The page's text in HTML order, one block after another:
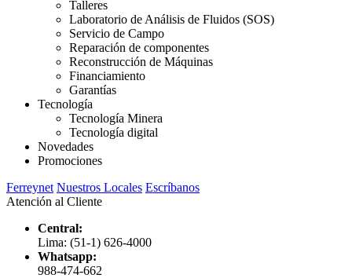
Talleres
Laboratorio de Análisis de Fluidos (SOS)
Servicio de Campo
Reparación de componentes
Reconstrucción de Máquinas
Financiamiento
Garantías
Tecnología
Tecnología Minera
Tecnología digital
Novedades
Promociones
Ferreynet Nuestros Locales Escríbanos
Atención al Cliente
Central:
Lima: (51-1) 626-4000
Whatsapp:
988-474-662